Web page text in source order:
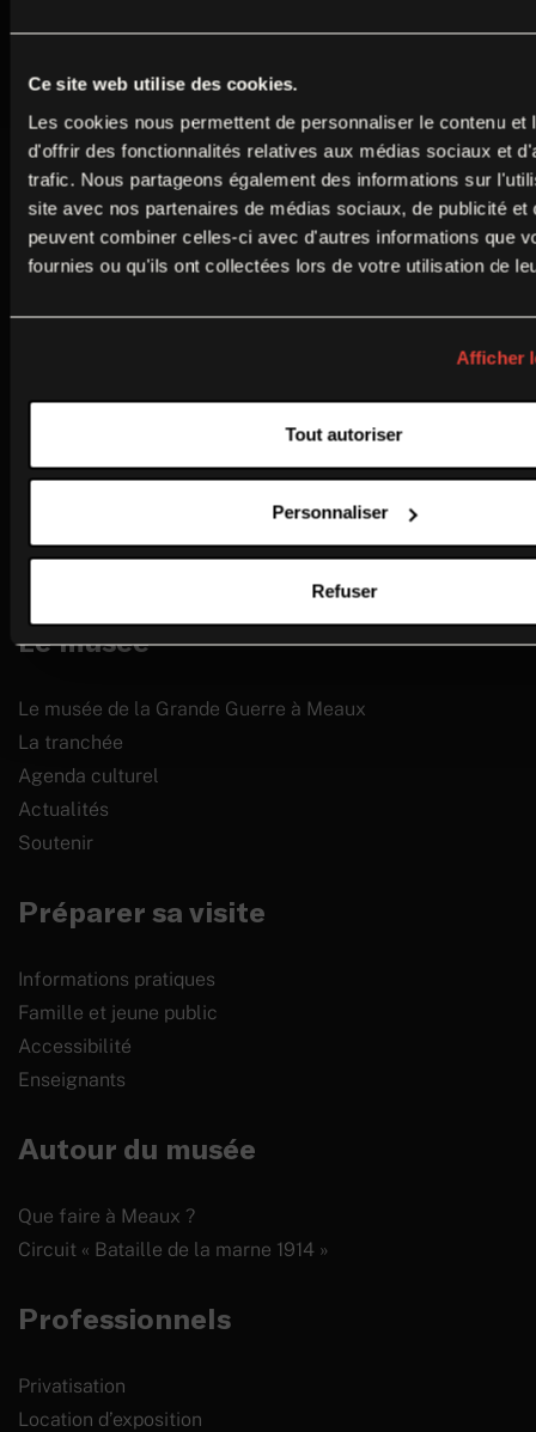
Ce site web utilise des cookies.
Les cookies nous permettent de personnaliser le contenu et
d'offrir des fonctionnalités relatives aux médias sociaux et
trafic. Nous partageons également des informations sur
site avec nos partenaires de médias sociaux, de publicité et
peuvent combiner celles-ci avec d'autres informations que
fournies ou qu'ils ont collectées lors de votre utilisation de
Afficher
Tout autoriser
Personnaliser
Refuser
Ouvert tous les jours
de 9h30 à 18h
Fermé le mardi
Fermeture annuelle : 17 août au 4 septembre 2026
12€
PRÉPARER MA VISITE
Le musée
Le musée de la Grande Guerre à Meaux
La tranchée
Agenda culturel
Actualités
Soutenir
Préparer sa visite
Informations pratiques
Famille et jeune public
Accessibilité
Enseignants
Autour du musée
Que faire à Meaux ?
Circuit « Bataille de la marne 1914 »
Professionnels
Privatisation
Location d’exposition